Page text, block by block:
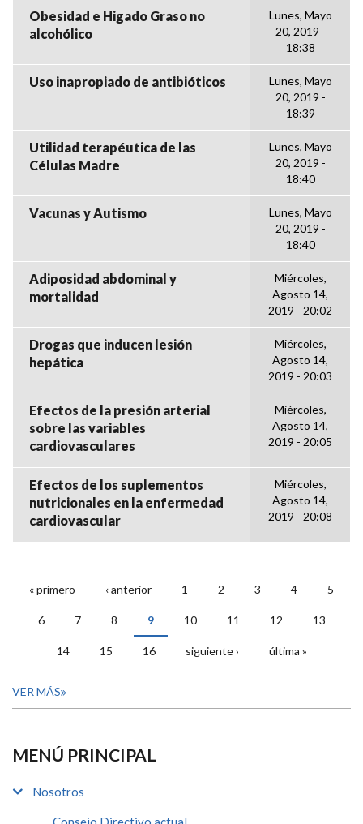
Obesidad e Higado Graso no
alcohólico
Lunes, Mayo
20, 2019 -
18:38
Uso inapropiado de antibióticos
Lunes, Mayo
20, 2019 -
18:39
Utilidad terapéutica de las
Células Madre
Lunes, Mayo
20, 2019 -
18:40
Vacunas y Autismo
Lunes, Mayo
20, 2019 -
18:40
Adiposidad abdominal y
mortalidad
Miércoles,
Agosto 14,
2019 - 20:02
Drogas que inducen lesión
hepática
Miércoles,
Agosto 14,
2019 - 20:03
Efectos de la presión arterial
sobre las variables
cardiovasculares
Miércoles,
Agosto 14,
2019 - 20:05
Efectos de los suplementos
nutricionales en la enfermedad
cardiovascular
Miércoles,
Agosto 14,
2019 - 20:08
PÁGINAS
« primero ‹ anterior 1 2 3 4 5
6 7 8 9 10 11 12 13
14 15 16 siguiente › última »
VER MÁS
MENÚ PRINCIPAL
Nosotros